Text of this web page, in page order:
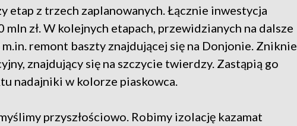
etap z trzech zaplanowanych. Łącznie inwestycja
zł. W kolejnych etapach, przewidzianych na dalsze
remont baszty znajdującej się na Donjonie. Zniknie
znajdujący się na szczycie twierdzy. Zastąpią go
nadajniki w kolorze piaskowca.
przyszłościowo. Robimy izolację kazamat